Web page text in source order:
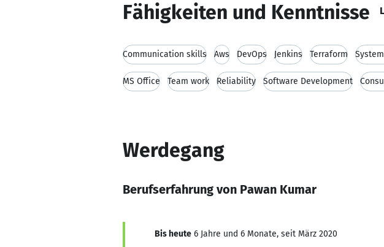
Fähigkeiten und Kenntnisse
Communication skills Aws DevOps Jenkins Terraform
MS Office Team work Reliability Software Development
Werdegang
Berufserfahrung von Pawan Kumar
Bis heute 6 Jahre und 6 Monate, seit März 2020